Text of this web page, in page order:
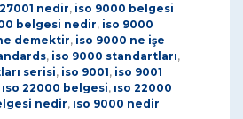
nedir, iso 9000 belgesi
belgesi nedir, iso 9000
demektir, iso 9000 ne işe
, iso 9000 standartları,
serisi, iso 9001, iso 9001
ıso 22000 belgesi, ıso 22000
nedir, ıso 9000 nedir